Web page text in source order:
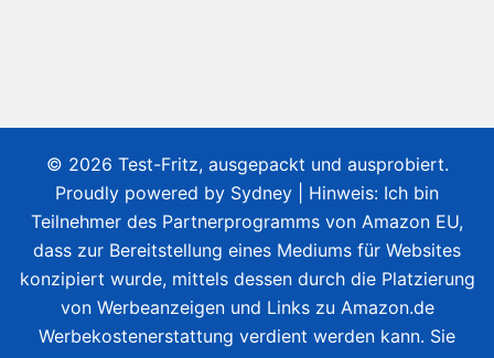
© 2026 Test-Fritz, ausgepackt und ausprobiert.
Proudly powered by Sydney | Hinweis: Ich bin
Teilnehmer des Partnerprogramms von Amazon EU,
dass zur Bereitstellung eines Mediums für Websites
konzipiert wurde, mittels dessen durch die Platzierung
von Werbeanzeigen und Links zu Amazon.de
Werbekostenerstattung verdient werden kann. Sie